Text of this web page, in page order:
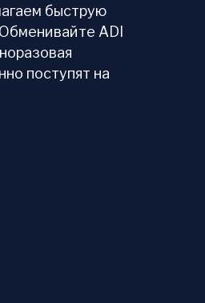
быструю
ADI
поступят на